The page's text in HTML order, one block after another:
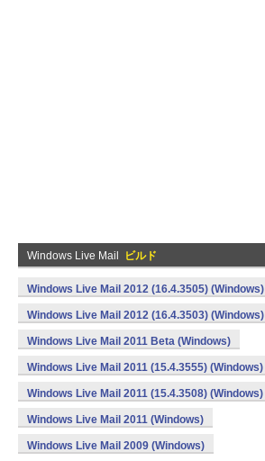
Windows Live Mail ビルド
Windows Live Mail 2012 (16.4.3505) (Windows)
Windows Live Mail 2012 (16.4.3503) (Windows)
Windows Live Mail 2011 Beta (Windows)
Windows Live Mail 2011 (15.4.3555) (Windows)
Windows Live Mail 2011 (15.4.3508) (Windows)
Windows Live Mail 2011 (Windows)
Windows Live Mail 2009 (Windows)